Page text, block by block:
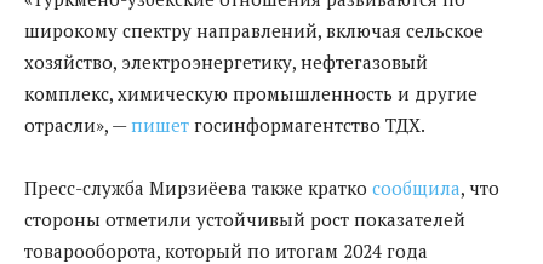
широкому спектру направлений, включая сельское
хозяйство, электроэнергетику, нефтегазовый
комплекс, химическую промышленность и другие
отрасли», —пишет госинформагентство ТДХ.
Пресс-служба Мирзиёева также кратко сообщила, что
стороны отметили устойчивый рост показателей
товарооборота, который по итогам 2024 года